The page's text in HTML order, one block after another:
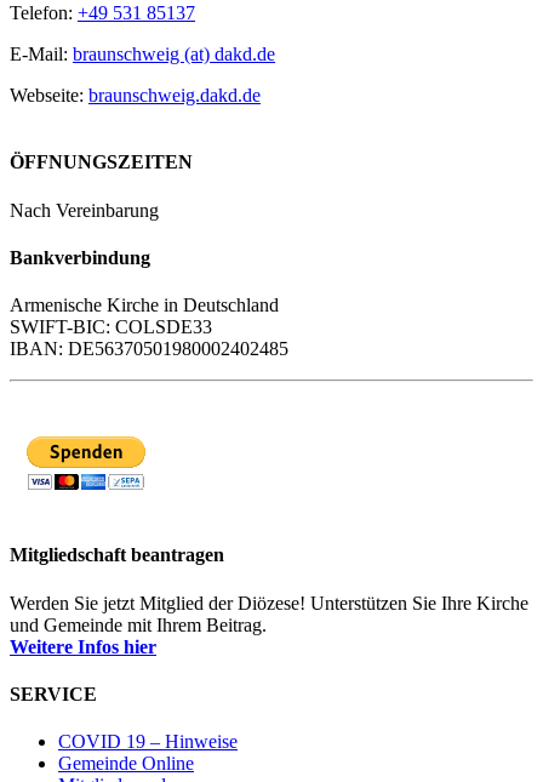
Telefon: +49 531 85137
E-Mail: braunschweig (at) dakd.de
Webseite: braunschweig.dakd.de
ÖFFNUNGSZEITEN
Nach Vereinbarung
Bankverbindung
Armenische Kirche in Deutschland
SWIFT-BIC: COLSDE33
IBAN: DE56370501980002402485
Mitgliedschaft beantragen
Werden Sie jetzt Mitglied der Diözese! Unterstützen Sie Ihre Kirche
und Gemeinde mit Ihrem Beitrag.
Weitere Infos hier
SERVICE
COVID 19 – Hinweise
Gemeinde Online